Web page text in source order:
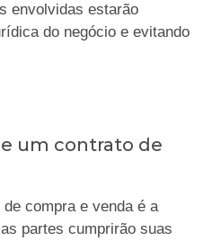
envolvidas estarão
do negócio e evitando
um contrato de
compra e venda é a
partes cumprirão suas